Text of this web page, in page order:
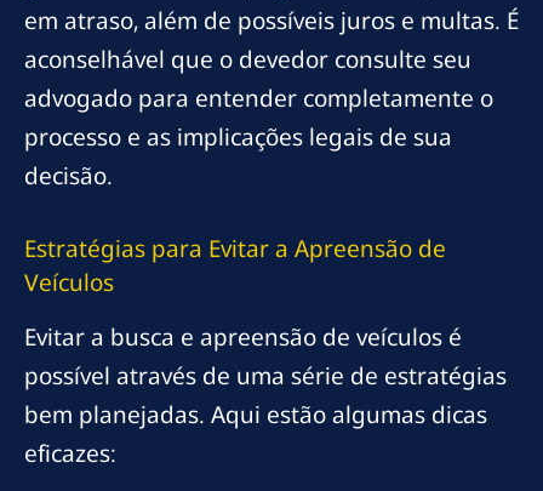
em atraso, além de possíveis juros e multas. É
aconselhável que o devedor consulte seu
advogado para entender completamente o
processo e as implicações legais de sua
decisão.
Estratégias para Evitar a Apreensão de
Veículos
Evitar a busca e apreensão de veículos é
possível através de uma série de estratégias
bem planejadas. Aqui estão algumas dicas
eficazes: